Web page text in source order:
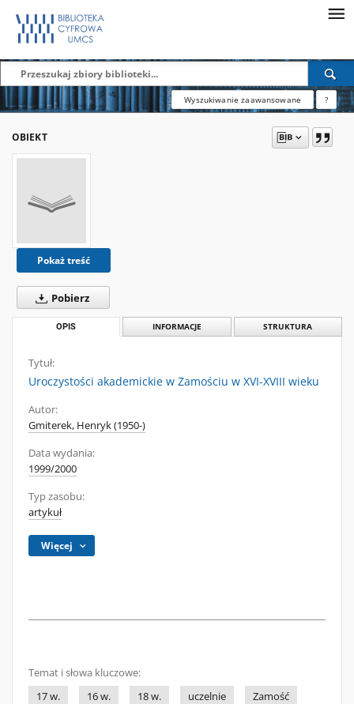
Wyszukiwanie zaawansowane ?
OBIEKT
Pokaż treść
Pobierz
OPIS INFORMACJE STRUKTURA
Tytuł:
Uroczystości akademickie w Zamościu w XVI-XVIII wieku
Autor:
Gmiterek, Henryk (1950-)
Data wydania:
1999/2000
Typ zasobu:
artykuł
Więcej
Temat i słowa kluczowe:
17 w.
16 w. 18 w. uczelnie
Zamość